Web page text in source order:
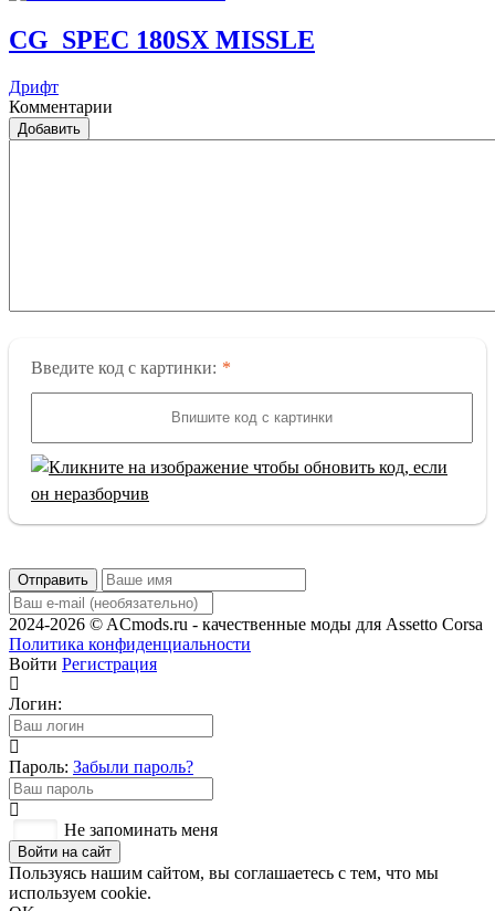
CG_SPEC 180SX MISSLE
Дрифт
Комментарии
Добавить
Введите код с картинки:
Отправить
2024-2026 © ACmods.ru - качественные моды для Assetto Corsa
Политика конфиденциальности
Войти Регистрация
Логин:
Пароль: Забыли пароль?
Не запоминать меня
Войти на сайт
Пользуясь нашим сайтом, вы соглашаетесь с тем, что мы
используем cookie.